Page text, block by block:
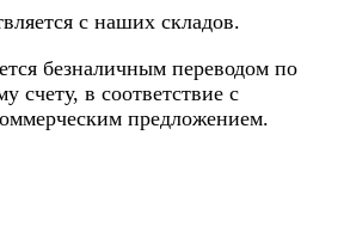
с наших складов.
безналичным переводом по
счету, в соответствие с
предложением.